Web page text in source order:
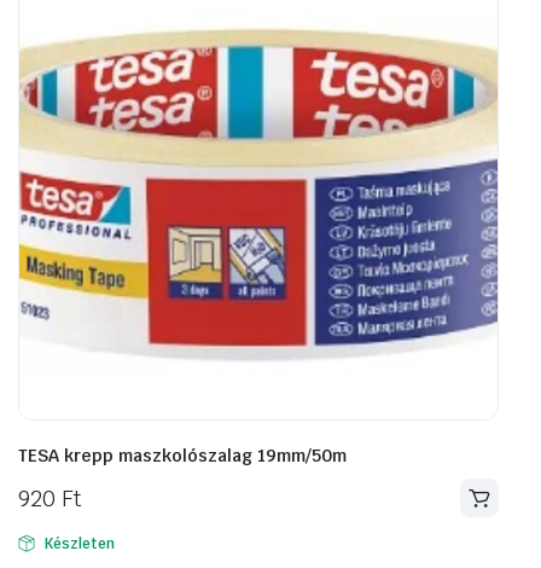
TESA krepp maszkolószalag 19mm/50m
920 Ft
Készleten